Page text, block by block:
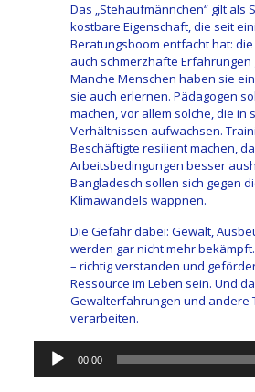
Das „Stehaufmännchen“ gilt als
kostbare Eigenschaft, die seit
Beratungsboom entfacht hat:
auch schmerzhafte
Manche Menschen haben sie
sie auch erlernen. Pädagogen
machen, vor allem solche, die in
Verhältnissen aufwachsen.
Beschäftigte resilient machen,
Arbeitsbedingungen besser
Bangladesch sollen sich gegen
Klimawandels wappnen.
Die Gefahr dabei: Gewalt,
werden gar nicht mehr
– richtig verstanden und
Ressource im Leben sein. Und
Gewalterfahrungen und andere
verarbeiten.
Audio-
Player
00:00